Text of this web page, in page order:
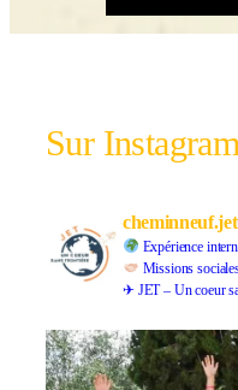
Sur
cheminneuf.jet
Expérience
Missions
✈ JET – Un coeur
Retour en images